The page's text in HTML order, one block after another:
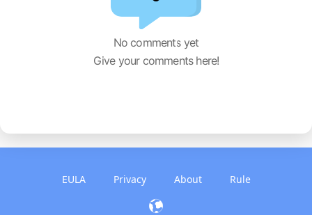
音鼓人削弱为1.8倍加速
削弱机枪射速
No comments yet
Give your comments here!
EULA Privacy About Rule